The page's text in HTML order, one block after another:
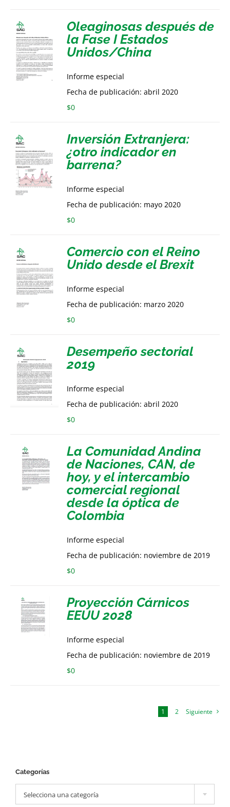
Oleaginosas después de
la Fase I Estados
Unidos/China
Informe especial
Fecha de publicación: abril 2020
$0
Inversión Extranjera:
¿otro indicador en
barrena?
Informe especial
Fecha de publicación: mayo 2020
$0
Comercio con el Reino
Unido desde el Brexit
Informe especial
Fecha de publicación: marzo 2020
$0
Desempeño sectorial
2019
Informe especial
Fecha de publicación: abril 2020
$0
La Comunidad Andina
de Naciones, CAN, de
hoy, y el intercambio
comercial regional
desde la óptica de
Colombia
Informe especial
Fecha de publicación: noviembre de 2019
$0
Proyección Cárnicos
EEUU 2028
Informe especial
Fecha de publicación: noviembre de 2019
$0
1 2 Siguiente
Categorías
Selecciona una categoría